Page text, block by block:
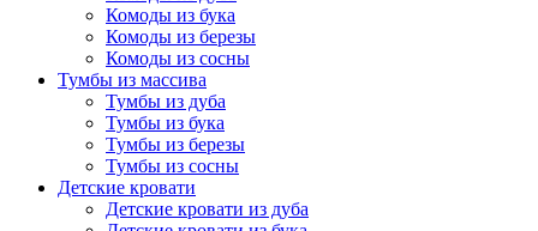
Комоды из бука
Комоды из березы
Комоды из сосны
Тумбы из массива
Тумбы из дуба
Тумбы из бука
Тумбы из березы
Тумбы из сосны
Детские кровати
Детские кровати из дуба